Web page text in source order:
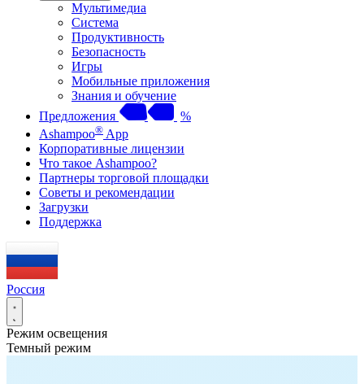
Мультимедиа
Система
Продуктивность
Безопасность
Игры
Мобильные приложения
Знания и обучение
Предложения
%
Ashampoo® App
Корпоративные лицензии
Что такое Ashampoo?
Партнеры торговой площадки
Советы и рекомендации
Загрузки
Поддержка
Россия
Режим освещения
Темный режим